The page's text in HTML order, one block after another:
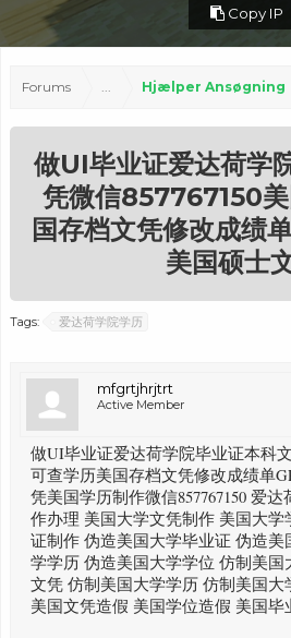
Copy IP
Forums ... Hjælper Ansøgning
做UI毕业证爱达荷学
凭微信857767150
国存档文凭修改成绩
美国硕士
Tags: 爱达荷学院学历
mfgrtjhrjtrt
Active Member
做UI毕业证爱达荷学院毕业证本科
可查学历美国存档文凭修改成绩单
凭美国学历制作微信857767150 爱
作办理 美国大学文凭制作 美国大
证制作 伪造美国大学毕业证 伪造
学学历 伪造美国大学学位 仿制美
文凭 仿制美国大学学历 仿制美国
美国文凭造假 美国学位造假 美国毕